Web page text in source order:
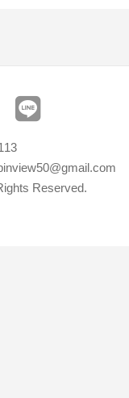
Reserved.